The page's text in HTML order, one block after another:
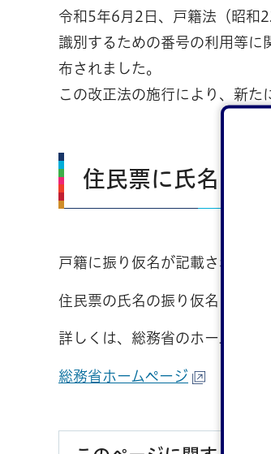
令和5年6月2日、戸籍法（昭和
識別するための番号の利用等に
布されました。
この改正法の施行により、新た
住民票に氏名の
戸籍に振り仮名が記載されると
住民票の氏名の振り仮名につい
詳しくは、総務省のホームペー
総務省ホームページ